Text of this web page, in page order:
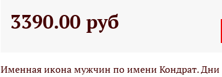
3390.00 руб
Именная икона мужчин по имени Кондрат. Дни